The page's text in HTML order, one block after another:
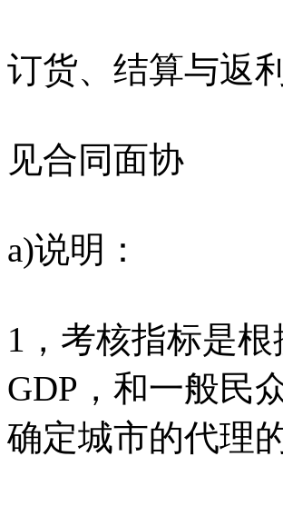
订货、结算与返利
见合同面协
a)说明：
1，考核指标是
GDP，和一般民
确定城市的代理